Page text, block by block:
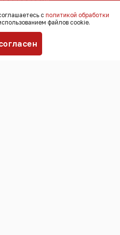
простоя
остаются на
с политикой обработки
файлов cookie.